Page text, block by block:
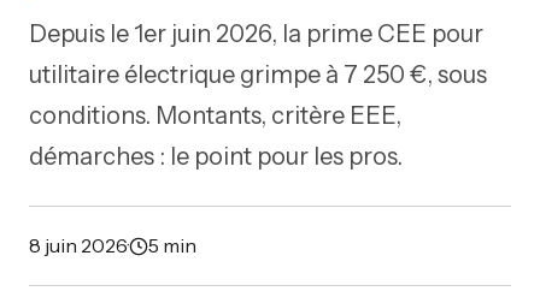
Depuis le 1er juin 2026, la prime CEE pour
utilitaire électrique grimpe à 7 250 €, sous
conditions. Montants, critère EEE,
démarches : le point pour les pros.
8 juin 2026· 5 min